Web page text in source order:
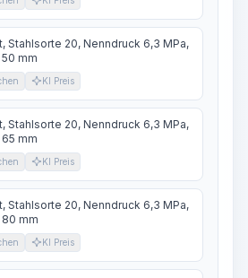
Stahlsorte 20, Nenndruck 6,3 MPa,
mm
KI Preis
Stahlsorte 20, Nenndruck 6,3 MPa,
mm
KI Preis
Stahlsorte 20, Nenndruck 6,3 MPa,
mm
KI Preis